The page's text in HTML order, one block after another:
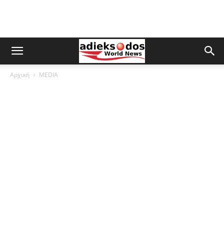
Αρχική MEDIA